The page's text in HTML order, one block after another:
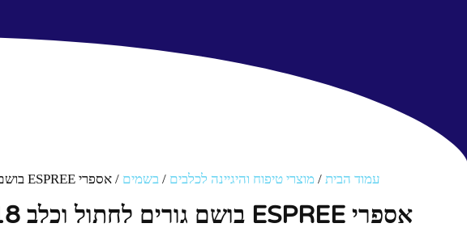
עמוד הבית/ מוצרי טיפוח והיגיינה לכלבים / בשמים / אספרי ESPREE בושם גורים לחתול וכלב 118 מ"ל
אספרי ESPREE בושם גורים לחתול וכלב 118 מ"ל